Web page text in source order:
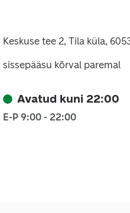
Keskuse tee 2, Tila küla,
sissepääsu kõrval paremal
Avatud kuni 22:00
E-P 9:00 - 22:00